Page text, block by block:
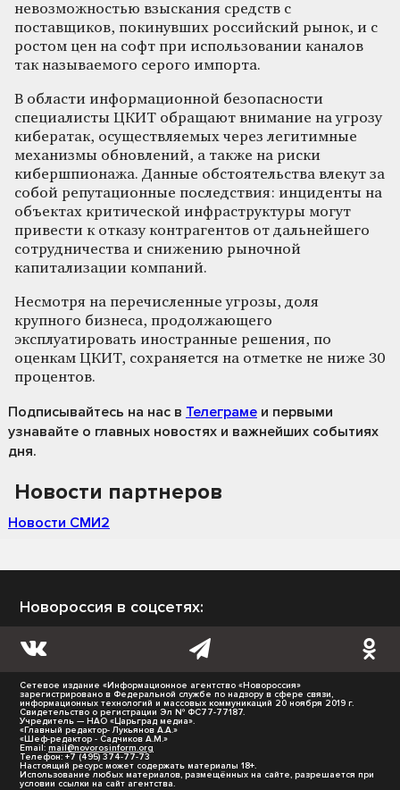
невозможностью взыскания средств с
поставщиков, покинувших российский рынок, и с
ростом цен на софт при использовании каналов
так называемого серого импорта.
В области информационной безопасности
специалисты ЦКИТ обращают внимание на угрозу
кибератак, осуществляемых через легитимные
механизмы обновлений, а также на риски
кибершпионажа. Данные обстоятельства влекут за
собой репутационные последствия: инциденты на
объектах критической инфраструктуры могут
привести к отказу контрагентов от дальнейшего
сотрудничества и снижению рыночной
капитализации компаний.
Несмотря на перечисленные угрозы, доля
крупного бизнеса, продолжающего
эксплуатировать иностранные решения, по
оценкам ЦКИТ, сохраняется на отметке не ниже 30
процентов.
Подписывайтесь на нас в Телеграме и первыми
узнавайте о главных новостях и важнейших событиях
дня.
Новости партнеров
Новости СМИ2
Новороссия в соцсетях:
Сетевое издание «Информационное агентство «Новороссия»
зарегистрировано в Федеральной службе по надзору в сфере связи,
информационных технологий и массовых коммуникаций 20 ноября 2019 г.
Свидетельство о регистрации Эл № ФС77-77187.
Учредитель — НАО «Царьград медиа».
«Главный редактор- Лукьянов А.А.»
«Шеф-редактор - Садчиков А.М.»
Email: mail@novorosinform.org
Телефон: +7 (495) 374-77-73
Настоящий ресурс может содержать материалы 18+.
Использование любых материалов, размещённых на сайте, разрешается при
условии ссылки на сайт агентства.